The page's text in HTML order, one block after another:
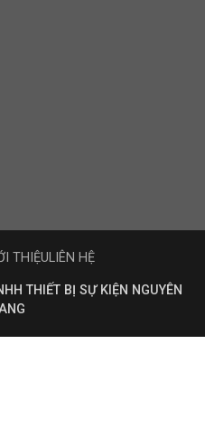
THIẾT BỊ SỰ KIỆN NGUYÊN
THIỆULIÊN HỆ